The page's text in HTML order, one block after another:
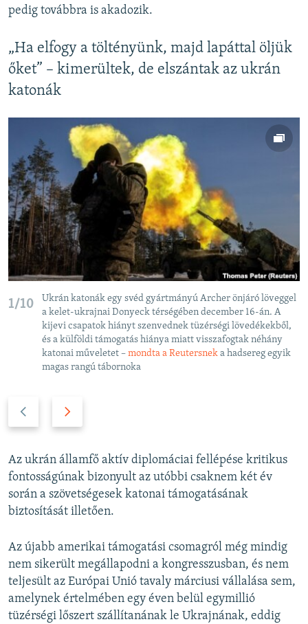
pedig továbbra is akadozik.
„Ha elfogy a töltényünk, majd lapáttal öljük
őket” – kimerültek, de elszántak az ukrán
katonák
1/10
Ukrán katonák egy svéd gyártmányú Archer önjáró löveggel
a kelet-ukrajnai Donyeck térségében december 16-án. A
kijevi csapatok hiányt szenvednek tüzérségi lövedékekből,
és a külföldi támogatás hiánya miatt visszafogtak néhány
katonai műveletet – mondta a Reutersnek a hadsereg egyik
magas rangú tábornoka
v
i
o
u
s
l
i
d
e
t
s
l
i
e
Az ukrán államfő aktív diplomáciai fellépése kritikus
fontosságúnak bizonyult az utóbbi csaknem két év
során a szövetségesek katonai támogatásának
biztosítását illetően.
Az újabb amerikai támogatási csomagról még mindig
nem sikerült megállapodni a kongresszusban, és nem
teljesült az Európai Unió tavaly márciusi vállalása sem,
amelynek értelmében egy éven belül egymillió
tüzérségi lőszert szállítanának le Ukrajnának, eddig